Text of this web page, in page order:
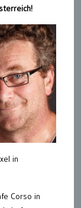
in
Corso in